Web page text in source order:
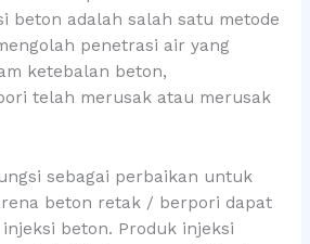
beton adalah salah satu metode
penetrasi air yang
ketebalan beton,
telah merusak atau merusak
sebagai perbaikan untuk
beton retak / berpori dapat
beton. Produk injeksi